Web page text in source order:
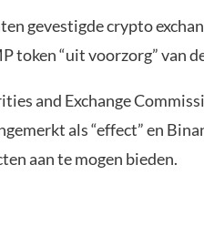
gevestigde crypto
token “uit voorzorg” van
and Exchange
als “effect” en
aan te mogen bieden.